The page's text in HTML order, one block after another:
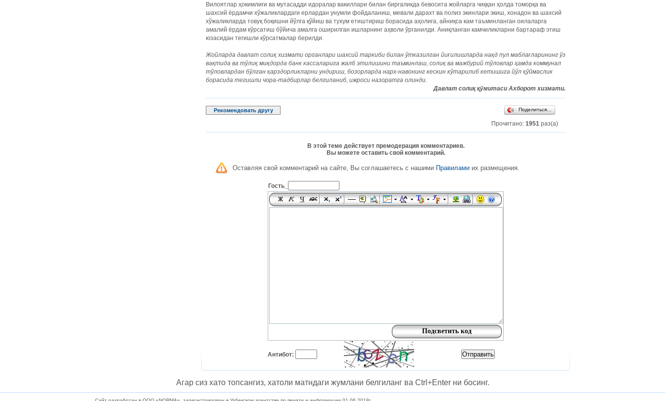
Вилоятлар ҳокимлиги ва мутасадди идоралар вакиллари билан биргаликда бевосита жойларга чиққан ҳолда томорқа ва
шахсий ёрдамчи хўжаликлардаги ерлардан унумли фойдаланиш, мевали дарахт ва полиз экинлари экиш, хонадон ва шахсий
хўжаликларда товуқ боқишни йўлга қўйиш ва тухум етиштириш борасида аҳолига, айниқса кам таъминланган оилаларга
амалий ёрдам кўрсатиш бўйича амалга оширилган ишларнинг аҳволи ўрганилди. Аниқланган камчиликларни бартараф этиш
юзасидан тегишли кўрсатмалар берилди.
Жойларда давлат солиқ хизмати органлари шахсий таркиби билан ўтказилган йиғилишларда нақд пул маблағларининг ўз
вақтида ва тўлиқ миқдорда банк кассаларига жалб этилишини таъминлаш, солиқ ва мажбурий тўловлар ҳамда коммунал
тўловлардан бўлган қарздорликларни ундириш, бозорларда нарх-навонинг кескин кўтарилиб кетишига йўл қўймаслик
борасида тегишли чора-тадбирлар белгиланиб, ижроси назоратга олинди.
Давлат солиқ қўмитаси Ахборот хизмати.
Рекомендовать другу Поделиться…
Прочитано: 1951 раз(а)
В этой теме действует премодерация комментариев.
Вы можете оставить свой комментарий.
Оставляя свой комментарий на сайте, Вы соглашаетесь с нашими Правилами их размещения.
Гость_
Антибот:
Агар сиз хато топсангиз, хатоли матндаги жумлани белгиланг ва Ctrl+Enter ни босинг.